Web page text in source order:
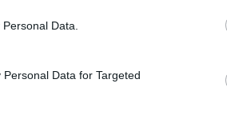
Data.
Data for Targeted